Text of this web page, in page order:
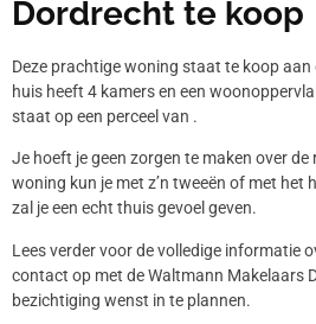
Dordrecht te koop
Deze prachtige woning staat te koop aan
huis heeft 4 kamers en een
staat op een perceel van .
Je hoeft je geen zorgen te maken over de
woning kun je met z’n tweeën of met het
zal je een echt thuis gevoel geven.
Lees verder voor de volledige informatie
contact op met de Waltmann Makelaars
bezichtiging wenst in te plannen.